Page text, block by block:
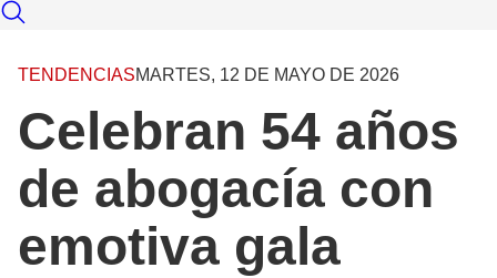
TENDENCIASMARTES, 12 DE MAYO DE 2026
Celebran 54 años
de abogacía con
emotiva gala